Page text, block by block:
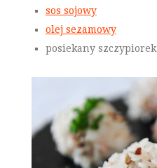
sos sojowy
olej sezamowy
posiekany szczypiorek